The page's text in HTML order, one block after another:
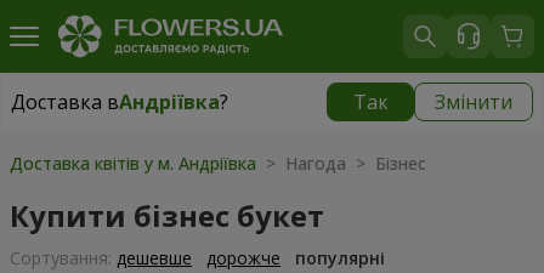
Доставка вАндріївка? Так Змінити
Доставка вАндріївка|
Доставка квітів у м. Андріївка > Нагода > Бізнес
Купити бізнес букет
Сортування: дешевше дорожче популярні